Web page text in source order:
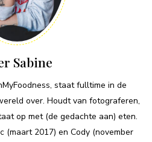
Sabine
staat fulltime in de
over. Houdt van fotograferen,
op met (de gedachte aan) eten.
(maart 2017) en Cody (november